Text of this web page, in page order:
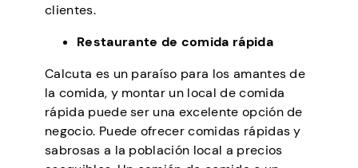
clientes.
Restaurante de comida rápida
Calcuta es un paraíso para los amantes de
la comida, y montar un local de comida
rápida puede ser una excelente opción de
negocio. Puede ofrecer comidas rápidas y
sabrosas a la población local a precios